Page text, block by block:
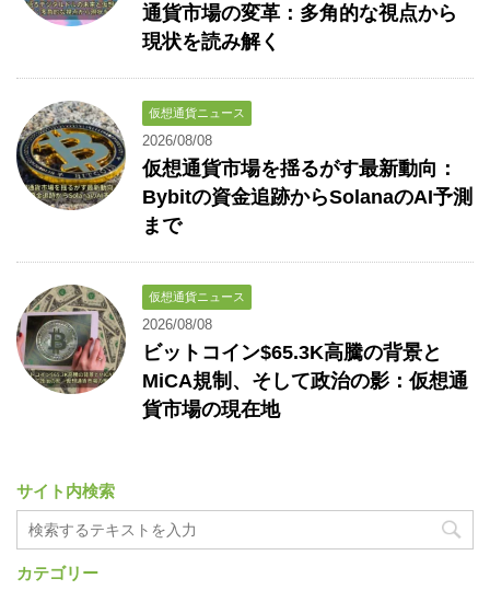
通貨市場の変革：多角的な視点から
現状を読み解く
仮想通貨ニュース
2026/08/08
仮想通貨市場を揺るがす最新動向：
Bybitの資金追跡からSolanaのAI予測
まで
仮想通貨ニュース
2026/08/08
ビットコイン$65.3K高騰の背景と
MiCA規制、そして政治の影：仮想通
貨市場の現在地
サイト内検索
カテゴリー